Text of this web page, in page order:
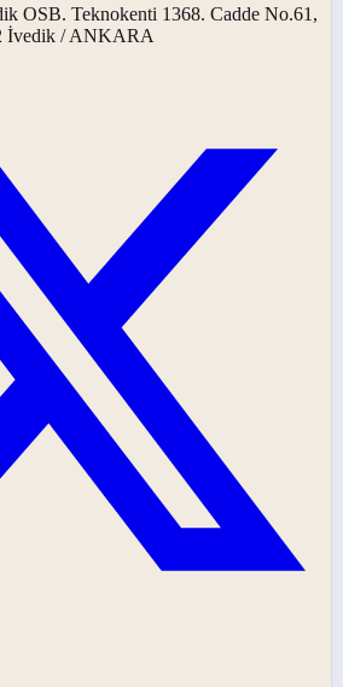
OSB. Teknokenti 1368. Cadde No.61,
İvedik / ANKARA